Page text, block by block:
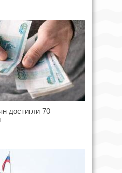
достигли 70